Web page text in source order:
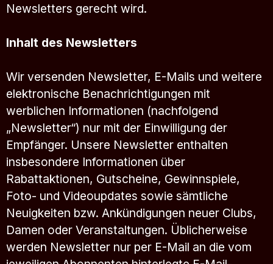
Newsletters gerecht wird.
Inhalt des Newsletters
Wir versenden Newsletter, E-Mails und weitere
elektronische Benachrichtigungen mit
werblichen Informationen (nachfolgend
„Newsletter“) nur mit der Einwilligung der
Empfänger. Unsere Newsletter enthalten
insbesondere Informationen über
Rabattaktionen, Gutscheine, Gewinnspiele,
Foto- und Videoupdates sowie sämtliche
Neuigkeiten bzw. Ankündigungen neuer Clubs,
Damen oder Veranstaltungen. Üblicherweise
werden Newsletter nur per E-Mail an die vom